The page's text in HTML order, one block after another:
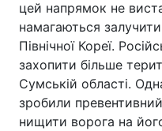
цей напрямок не
намагаються
Північної Кореї.
захопити більше
Сумській області.
зробили
нищити ворога на